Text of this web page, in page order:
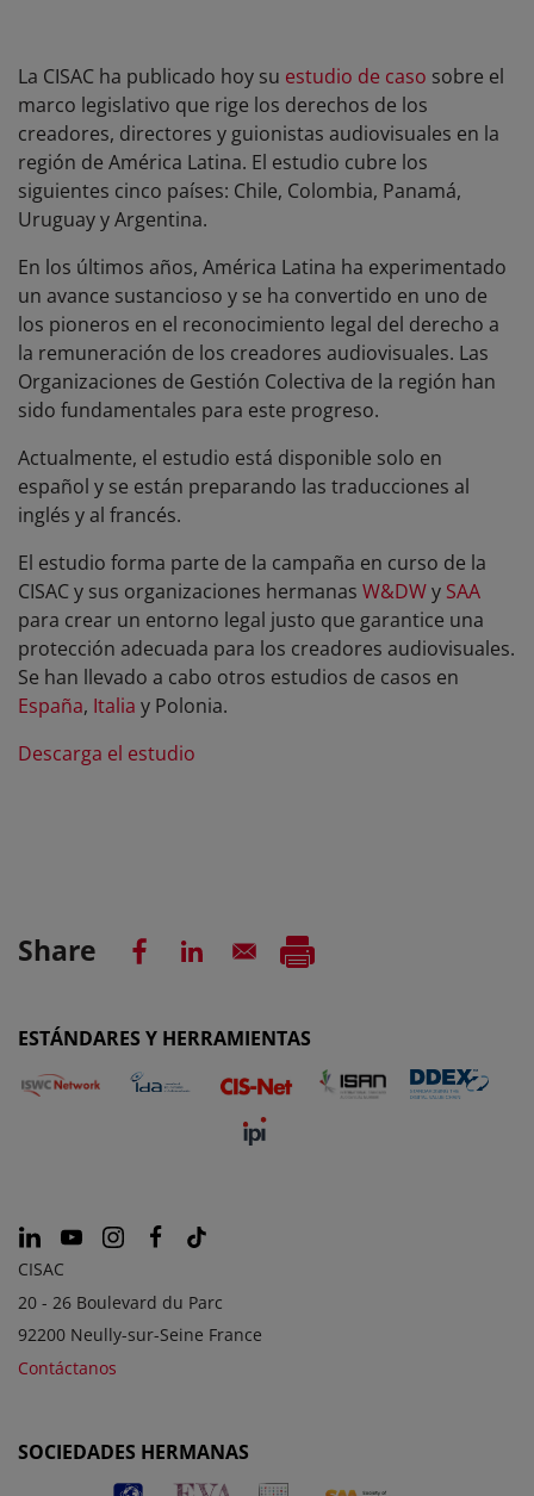
La CISAC ha publicado hoy su estudio de caso sobre el
marco legislativo que rige los derechos de los
creadores, directores y guionistas audiovisuales en la
región de América Latina. El estudio cubre los
siguientes cinco países: Chile, Colombia, Panamá,
Uruguay y Argentina.
En los últimos años, América Latina ha experimentado
un avance sustancioso y se ha convertido en uno de
los pioneros en el reconocimiento legal del derecho a
la remuneración de los creadores audiovisuales. Las
Organizaciones de Gestión Colectiva de la región han
sido fundamentales para este progreso.
Actualmente, el estudio está disponible solo en
español y se están preparando las traducciones al
inglés y al francés.
El estudio forma parte de la campaña en curso de la
CISAC y sus organizaciones hermanas W&DWy SAA
para crear un entorno legal justo que garantice una
protección adecuada para los creadores audiovisuales.
Se han llevado a cabo otros estudios de casos en
España, Italia y Polonia.
Descarga el estudio
Share
ESTÁNDARES Y HERRAMIENTAS
CISAC
20 - 26 Boulevard du Parc
92200 Neully-sur-Seine France
Contáctanos
SOCIEDADES HERMANAS